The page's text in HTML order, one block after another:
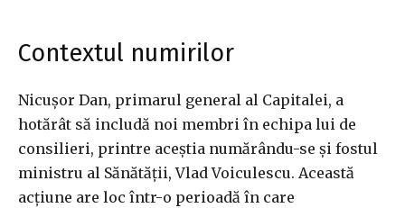
Contextul numirilor
Nicușor Dan, primarul general al Capitalei, a
hotărât să includă noi membri în echipa lui de
consilieri, printre aceștia numărându-se și fostul
ministru al Sănătății, Vlad Voiculescu. Această
acțiune are loc într-o perioadă în care